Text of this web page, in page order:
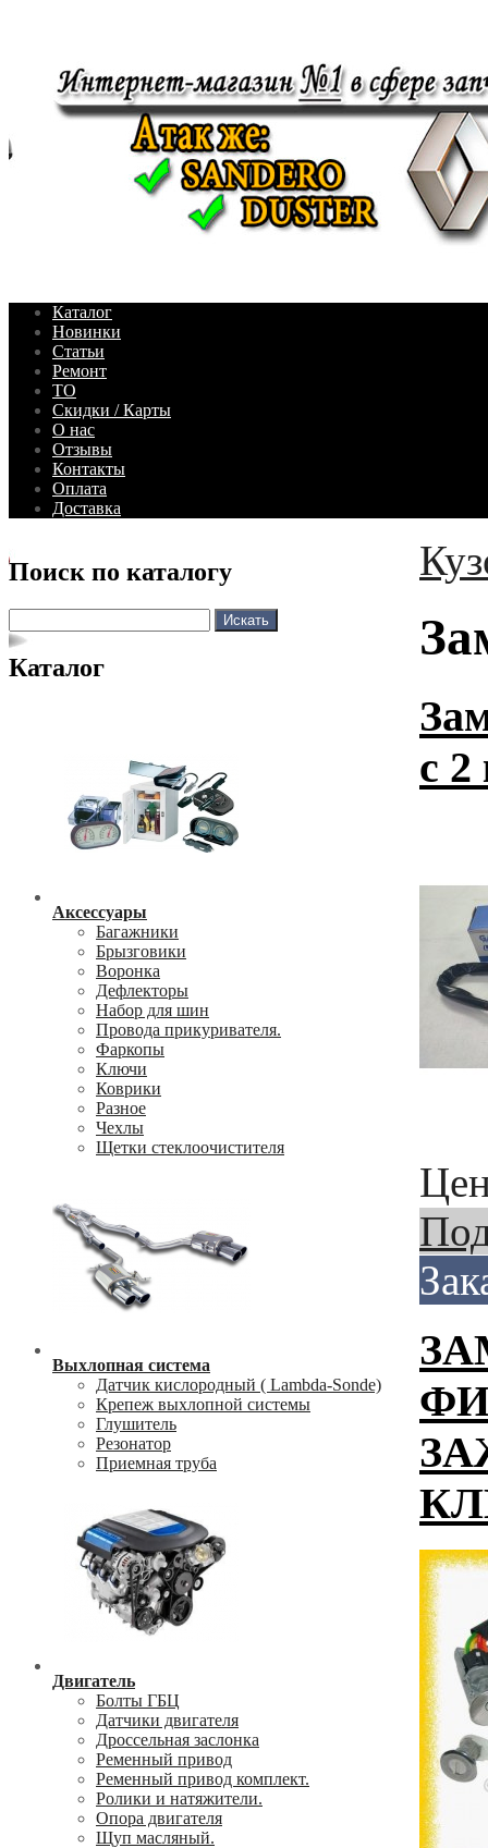
Каталог
Новинки
Статьи
Ремонт
ТО
Скидки / Карты
О нас
Отзывы
Контакты
Оплата
Доставка
Поиск по каталогу
Каталог
Аксессуары
Багажники
Брызговики
Воронка
Дефлекторы
Набор для шин
Провода прикуривателя.
Фаркопы
Ключи
Коврики
Разное
Чехлы
Щетки стеклоочистителя
Выхлопная система
Датчик кислородный ( Lambda-Sonde)
Крепеж выхлопной системы
Глушитель
Резонатор
Приемная труба
Двигатель
Болты ГБЦ
Датчики двигателя
Дроссельная заслонка
Ременный привод
Ременный привод комплект.
Ролики и натяжители.
Опора двигателя
Щуп масляный.
с